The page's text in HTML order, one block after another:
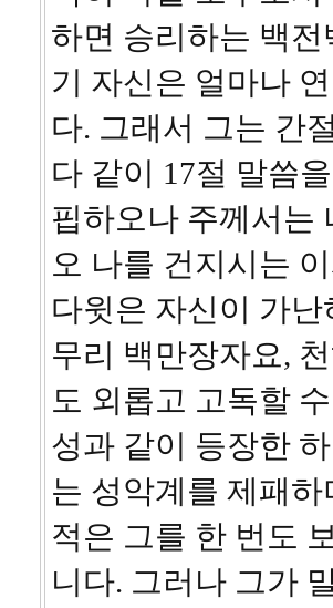
하면 승리하는 백
기 자신은 얼마나
다. 그래서 그는 간
다 같이 17절 말씀
핍하오나 주께서는
오 나를 건지시는
다윗은 자신이 가
무리 백만장자요,
도 외롭고 고독할
성과 같이 등장한
는 성악계를 제패
적은 그를 한 번도
니다. 그러나 그가